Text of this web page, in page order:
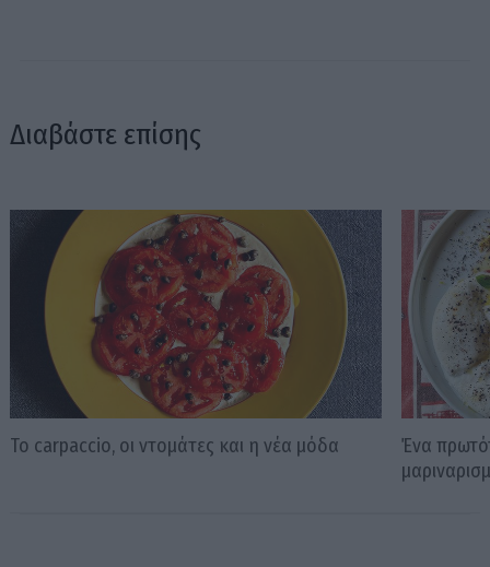
Διαβάστε επίσης
Το carpaccio, οι ντομάτες και η νέα μόδα
Ένα